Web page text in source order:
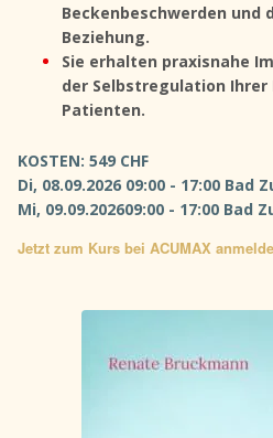
Beckenbeschwerden und
Beziehung.
Sie erhalten praxisnahe
der Selbstregulation
Patienten.
KOSTEN: 549 CHF
Di, 08.09.2026 09:00 - 17:00 Bad
Mi, 09.09.202609:00 - 17:00 Bad
Jetzt zum Kurs bei ACUMAX